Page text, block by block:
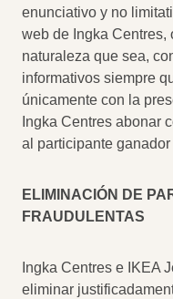
enunciativo y no
web de Ingka Centres,
naturaleza que sea,
informativos siempre
únicamente con la
Ingka Centres abonar
al participante
ELIMINACIÓN DE
FRAUDULENTAS
Ingka Centres e IKEA
eliminar